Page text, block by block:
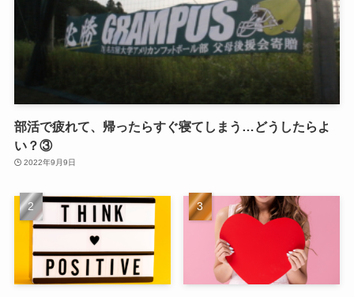
部活で疲れて、帰ったらすぐ寝てしまう…どうしたらよ
い？③
2022年9月9日